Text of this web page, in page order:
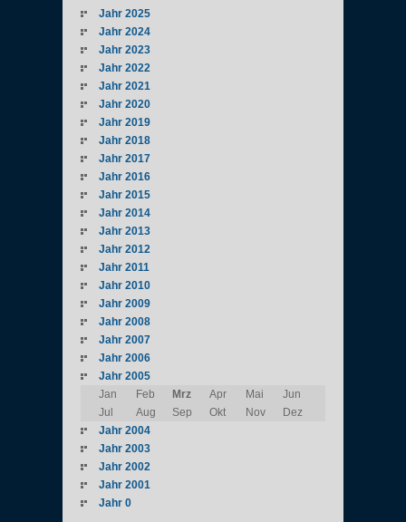
Jahr 2025
Jahr 2024
Jahr 2023
Jahr 2022
Jahr 2021
Jahr 2020
Jahr 2019
Jahr 2018
Jahr 2017
Jahr 2016
Jahr 2015
Jahr 2014
Jahr 2013
Jahr 2012
Jahr 2011
Jahr 2010
Jahr 2009
Jahr 2008
Jahr 2007
Jahr 2006
Jahr 2005
Jan
Feb Mrz Apr Mai
Jun
Jul
Aug Sep Okt Nov
Dez
Jahr 2004
Jahr 2003
Jahr 2002
Jahr 2001
Jahr 0